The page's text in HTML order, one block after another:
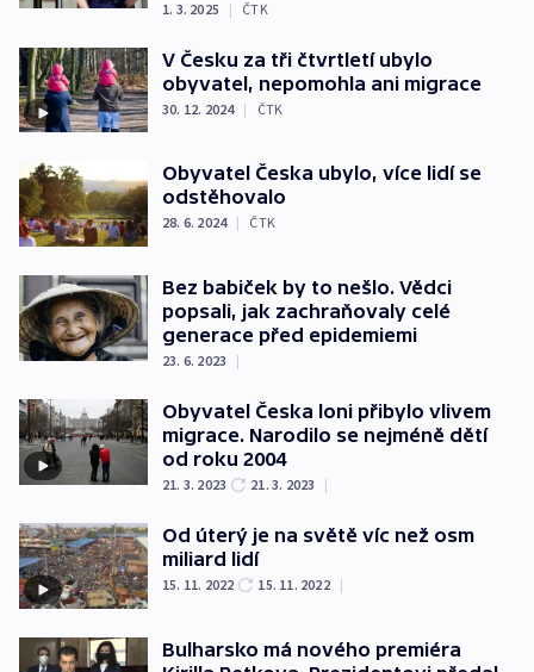
1. 3. 2025 | ČTK
V Česku za tři čtvrtletí ubylo
obyvatel, nepomohla ani migrace
30. 12. 2024 | ČTK
Obyvatel Česka ubylo, více lidí se
odstěhovalo
28. 6. 2024 | ČTK
Bez babiček by to nešlo. Vědci
popsali, jak zachraňovaly celé
generace před epidemiemi
23. 6. 2023 |
Obyvatel Česka loni přibylo vlivem
migrace. Narodilo se nejméně dětí
od roku 2004
21. 3. 2023 21. 3. 2023 |
Od úterý je na světě víc než osm
miliard lidí
15. 11. 2022 15. 11. 2022 |
Bulharsko má nového premiéra